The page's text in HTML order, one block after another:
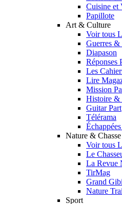
Cuisine et
Papillote
Art & Culture
Voir tous
Guerres
Diapason
Réponses
Les
Lire
Mission
Histoire &
Guitar Part
Télérama
Nature & Chasse
Voir tous
Le
La Revue
TirMag
Grand
Nature
Sport